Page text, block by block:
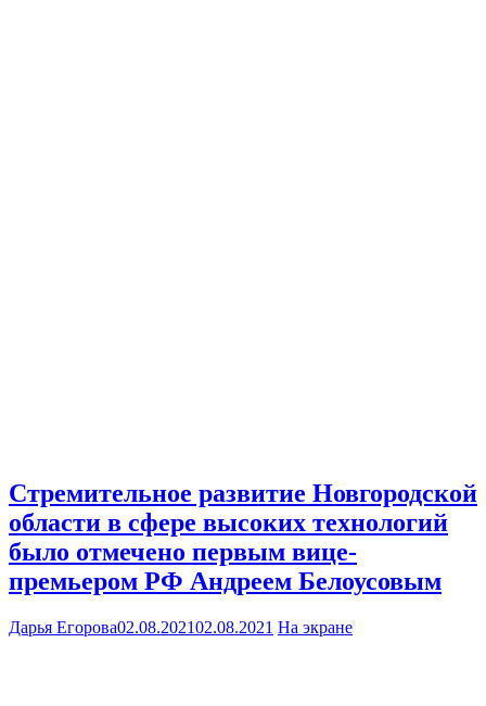
Стремительное развитие Новгородской
области в сфере высоких технологий
было отмечено первым вице-
премьером РФ Андреем Белоусовым
Дарья Егорова02.08.202102.08.2021 На экране